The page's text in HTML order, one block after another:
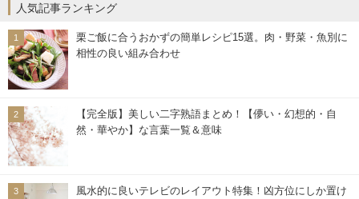
人気記事ランキング
栗ご飯に合うおかずの簡単レシピ15選。肉・野菜・魚別に
相性の良い組み合わせ
【完全版】美しい二字熟語まとめ！【儚い・幻想的・自
然・華やか】な言葉一覧＆意味
風水的に良いテレビのレイアウト特集！凶方位にしか置け